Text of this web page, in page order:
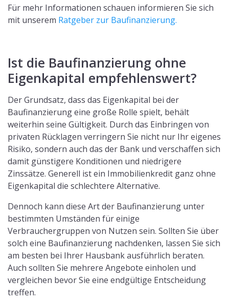
Für mehr Informationen schauen informieren Sie sich
mit unserem Ratgeber zur Baufinanzierung.
Ist die Baufinanzierung ohne
Eigenkapital empfehlenswert?
Der Grundsatz, dass das Eigenkapital bei der
Baufinanzierung eine große Rolle spielt, behält
weiterhin seine Gültigkeit. Durch das Einbringen von
privaten Rücklagen verringern Sie nicht nur Ihr eigenes
Risiko, sondern auch das der Bank und verschaffen sich
damit günstigere Konditionen und niedrigere
Zinssätze. Generell ist ein Immobilienkredit ganz ohne
Eigenkapital die schlechtere Alternative.
Dennoch kann diese Art der Baufinanzierung unter
bestimmten Umständen für einige
Verbrauchergruppen von Nutzen sein. Sollten Sie über
solch eine Baufinanzierung nachdenken, lassen Sie sich
am besten bei Ihrer Hausbank ausführlich beraten.
Auch sollten Sie mehrere Angebote einholen und
vergleichen bevor Sie eine endgültige Entscheidung
treffen.